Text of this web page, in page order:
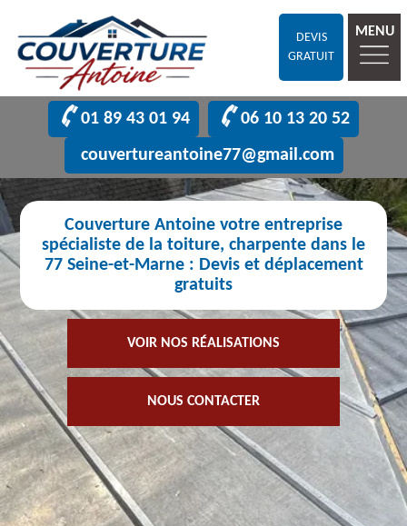
DEVIS
GRATUIT
MENU
01 89 43 01 94
06 10 13 20 52
couvertureantoine77@gmail.com
Couverture Antoine votre entreprise
spécialiste de la toiture, charpente dans le
77 Seine-et-Marne : Devis et déplacement
gratuits
VOIR NOS RÉALISATIONS
NOUS CONTACTER